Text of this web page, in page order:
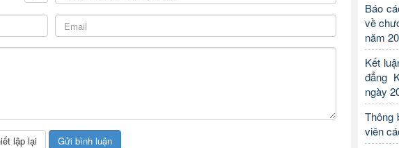
Báo
về
năm
Kết
đẳng
ngày
Thông
viên